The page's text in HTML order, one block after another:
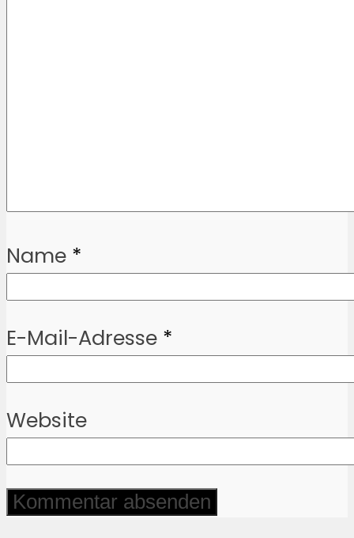
Name *
E-Mail-Adresse *
Website